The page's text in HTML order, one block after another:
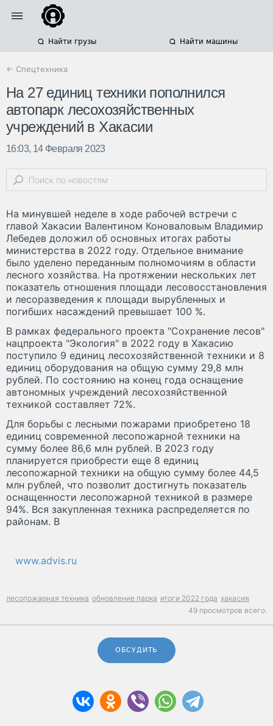
Найти грузы Найти машины
← Спецтехника
На 27 единиц техники пополнился
автопарк лесохозяйственных
учреждений в Хакасии
16:03, 14 Февраля 2023
На минувшей неделе в ходе рабочей встречи с
главой Хакасии Валентином Коноваловым Владимир
Лебедев доложил об основных итогах работы
министерства в 2022 году. Отдельное внимание
было уделено переданным полномочиям в области
лесного хозяйства. На протяжении нескольких лет
показатель отношения площади лесовосстановления
и лесоразведения к площади вырубленных и
погибших насаждений превышает 100 %.
В рамках федерального проекта "Сохранение лесов"
нацпроекта "Экология" в 2022 году в Хакасию
поступило 9 единиц лесохозяйственной техники и 8
единиц оборудования на общую сумму 29,8 млн
рублей. По состоянию на конец года оснащение
автономных учреждений лесохозяйственной
техникой составляет 72%.
Для борьбы с лесными пожарами приобретено 18
единиц современной лесопожарной техники на
сумму более 86,6 млн рублей. В 2023 году
планируется приобрести еще 8 единиц
лесопожарной техники на общую сумму более 44,5
млн рублей, что позволит достигнуть показатель
оснащенности лесопожарной техникой в размере
94%. Вся закупленная техника распределяется по
районам. В
www.advis.ru
лесопожарная техника обновление парка итоги 2022 года хакасия
49 просмотров всего.
ОБСУДИТЬ